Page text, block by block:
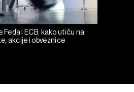
Feda i ECB: kako utiču na
akcije i obveznice